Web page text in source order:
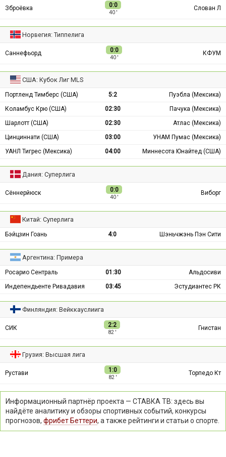
Зброёвка 0:0
40 ′
Слован Л
Норвегия: Типпелига
Саннефьорд 0:0
40 ′
КФУМ
США: Кубок Лиг MLS
Портленд Тимберс (США) 5:2
Пуэбла (Мексика)
Коламбус Крю (США)
02:30
Пачука (Мексика)
Шарлотт (США)
02:30
Атлас (Мексика)
Цинциннати (США)
03:00
УНАМ Пумас (Мексика)
УАНЛ Тигрес (Мексика)
04:00 Миннесота Юнайтед (США)
Дания: Суперлига
Сённерйюск 0:0
40 ′
Виборг
Китай: Суперлига
Бэйцзин Гоань 4:0 Шэньчжэнь Пэн Сити
Аргентина: Примера
Росарио Сентраль 01:30
Альдосиви
Индепендьенте Ривадавия
03:45 Эстудиантес РК
Финляндия: Вейккауслиига
СИК 2:2
82 ′
Гнистан
Грузия: Высшая лига
Рустави 1:0
82 ′
Торпедо Кт
Информационный партнёр проекта — СТАВКА ТВ: здесь вы
найдёте аналитику и обзоры спортивных событий, конкурсы
прогнозов, фрибет Беттери, а также рейтинги и статьи о спорте.